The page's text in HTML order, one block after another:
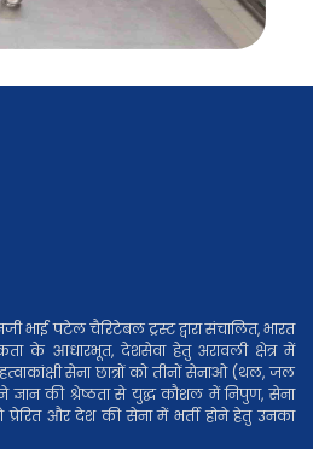
भाई पटेल चैरिटेबल ट्रस्ट द्वारा संचालित, भारत
के आधारभूत, देशसेवा हेतु अरावली क्षेत्र में
सेना छात्रों को तीनों सेनाओ (थल, जल
की श्रेष्ठता से युद्ध कौशल में निपुण, सेना
और देश की सेना में भर्ती होने हेतु उनका